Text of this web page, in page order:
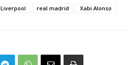
Liverpool real madrid Xabi Alonso